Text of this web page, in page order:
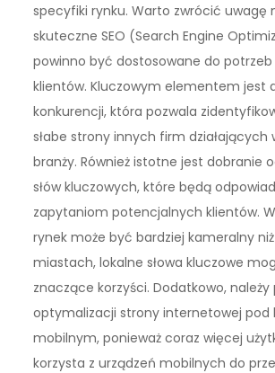
specyfiki rynku. Warto zwrócić uwagę
skuteczne SEO (Search Engine
powinno być dostosowane do
klientów. Kluczowym elementem jest
konkurencji, która pozwala
słabe strony innych firm działających
branży. Również istotne jest dobranie
słów kluczowych, które będą
zapytaniom potencjalnych klientów.
rynek może być bardziej kameralny
miastach, lokalne słowa kluczowe
znaczące korzyści. Dodatkowo,
optymalizacji strony internetowej pod
mobilnym, ponieważ coraz więcej
korzysta z urządzeń mobilnych do